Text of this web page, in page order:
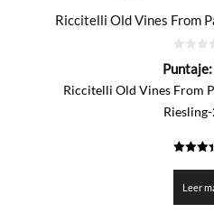
Riccitelli Old Vines From
de
Puntaje:
Riccitelli Old Vines From
de 5
Leer